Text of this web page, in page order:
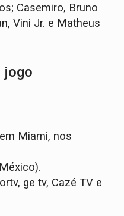
Casemiro, Bruno
Vini Jr. e Matheus
jogo
Miami, nos
ge tv, Cazé TV e